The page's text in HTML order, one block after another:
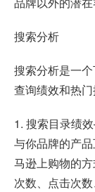
搜索分析
搜索分析是一
查询绩效和热门
1. 搜索目录绩
与你品牌的产
马逊上购物的
次数、点击次